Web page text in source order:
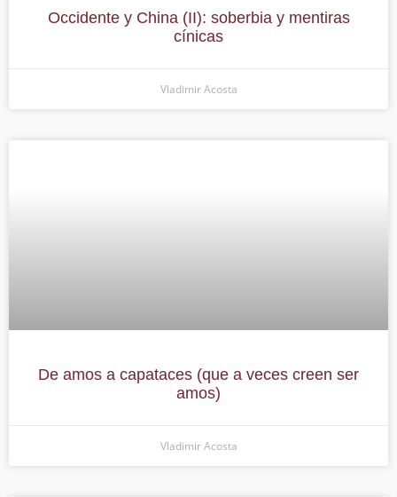
Occidente y China (II): soberbia y mentiras
cínicas
Vladimir Acosta
De amos a capataces (que a veces creen ser
amos)
Vladimir Acosta